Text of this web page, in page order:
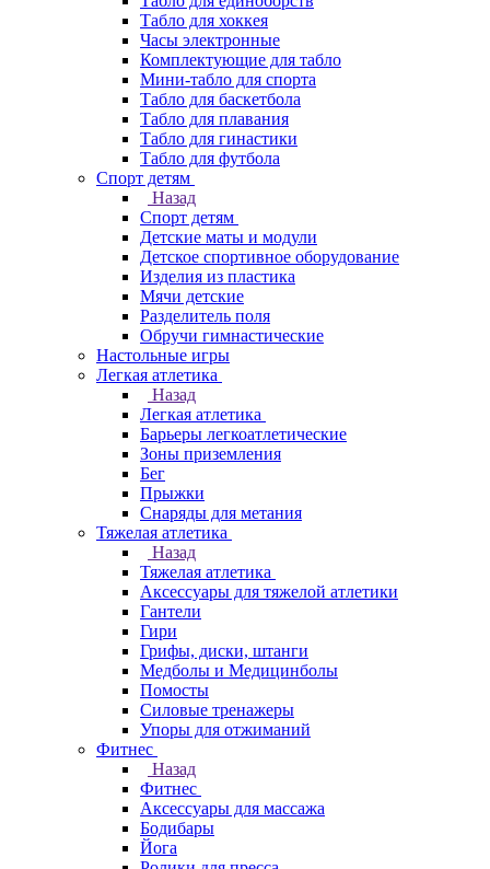
Табло для хоккея
Часы электронные
Комплектующие для табло
Мини-табло для спорта
Табло для баскетбола
Табло для плавания
Табло для гинастики
Табло для футбола
Спорт детям
Назад
Спорт детям
Детские маты и модули
Детское спортивное оборудование
Изделия из пластика
Мячи детские
Разделитель поля
Обручи гимнастические
Настольные игры
Легкая атлетика
Назад
Легкая атлетика
Барьеры легкоатлетические
Зоны приземления
Бег
Прыжки
Снаряды для метания
Тяжелая атлетика
Назад
Тяжелая атлетика
Аксессуары для тяжелой атлетики
Гантели
Гири
Грифы, диски, штанги
Медболы и Медицинболы
Помосты
Силовые тренажеры
Упоры для отжиманий
Фитнес
Назад
Фитнес
Аксессуары для массажа
Бодибары
Йога